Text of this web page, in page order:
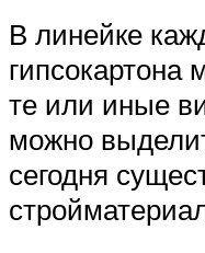
В линейке
гипсокартона
те или иные
можно
сегодня